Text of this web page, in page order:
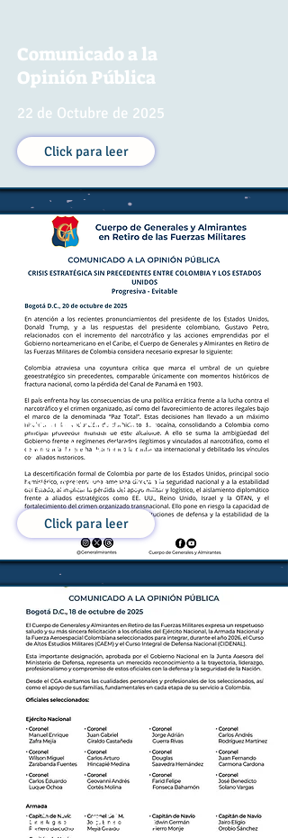
Comunicado a la
Opinión Pública
22 de Octubre de 2025
Click para leer
Comunicado a la
Opinión Pública
20 de Octubre de 2025
Click para leer
Comunicado a la
Opinión Pública